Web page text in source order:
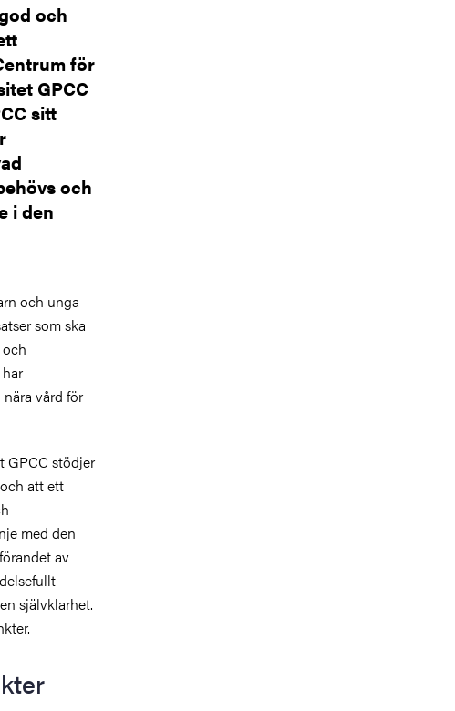
och
för
GPCC
sitt
och
i den
och unga
som ska
vård för
GPCC stödjer
att ett
med den
av
självklarhet.